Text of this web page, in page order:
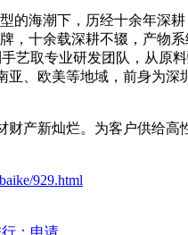
海潮下，历经十余年深
，十余载深耕不辍，产物
艺取专业研发团队，从原
、欧美等地域，前身为
新灿烂。为客户供给高
929.html
：申请